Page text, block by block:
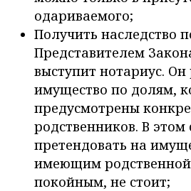
одариваемого;
Получить наследство
Представителем
выступит нотариус.
имущество по долям,
предусмотрены
родственников. В этом
претендовать на
имеющим родственной
покойным, не стоит;